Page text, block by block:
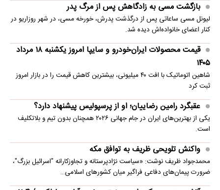
بازگشت مسی به زادگاهش پس از مرگ پدر
لیونل مسی ساعاتی پس از درگذشت پدرش، خورخه مسی، در شهر روزاریو در
کنار اعضای خانواده‌اش دیده شد.
قیمت محصولات ایران‌خودرو و سایپا امروز یکشنبه ۱۸ مرداد
۱۴۰۵
شاهین اتوماتیک با افت ۴۰ میلیونی، بیشترین کاهش قیمت را در بازار امروز
ثبت کرد
عقبگرد رامین رضاییان؛ او از پرسپولیس پیشنهاد دارد؟
یکی از بهترین‌های ایران در جام جهانی ۲۰۲۶ همچنان بدون تیم و بلاتکلیف
است.
واکنش تلویحی ظریف به توافق مکه
محمدجواد ظریف نوشت: «سیاست نژادپرستانه و تجاوزکارانه "اسرائیل بزرگ"،
ضرورت پیمان‌های دفاعی فراگیر میان کشورهای اسلامی…